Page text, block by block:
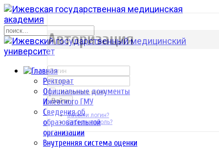
Ректорат
Официальные документы
Ижевского ГМУ
Сведения об
образовательной
организации
Внутренняя система оценки
р
Авторизация
Запомнить меня
Войти
Забыли логин?
Забыли пароль?